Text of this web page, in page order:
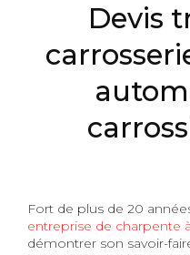
Devis
Fort de plus de 20
entreprise de charpente
démontrer son savoir-